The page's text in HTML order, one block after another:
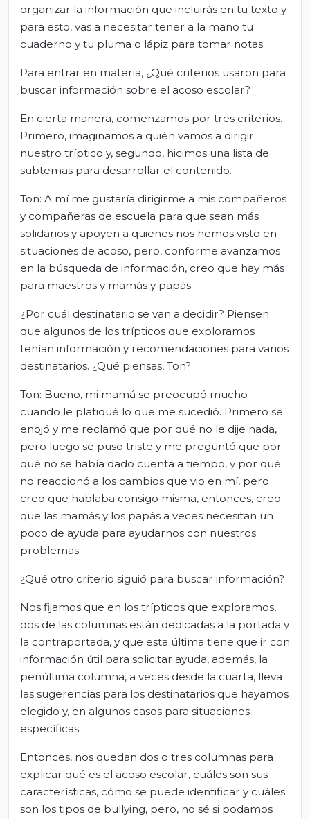
organizar la información que incluirás en tu texto y
para esto, vas a necesitar tener a la mano tu
cuaderno y tu pluma o lápiz para tomar notas.
Para entrar en materia, ¿Qué criterios usaron para
buscar información sobre el acoso escolar?
En cierta manera, comenzamos por tres criterios.
Primero, imaginamos a quién vamos a dirigir
nuestro tríptico y, segundo, hicimos una lista de
subtemas para desarrollar el contenido.
Ton: A mí me gustaría dirigirme a mis compañeros
y compañeras de escuela para que sean más
solidarios y apoyen a quienes nos hemos visto en
situaciones de acoso, pero, conforme avanzamos
en la búsqueda de información, creo que hay más
para maestros y mamás y papás.
¿Por cuál destinatario se van a decidir? Piensen
que algunos de los trípticos que exploramos
tenían información y recomendaciones para varios
destinatarios. ¿Qué piensas, Ton?
Ton: Bueno, mi mamá se preocupó mucho
cuando le platiqué lo que me sucedió. Primero se
enojó y me reclamó que por qué no le dije nada,
pero luego se puso triste y me preguntó que por
qué no se había dado cuenta a tiempo, y por qué
no reaccionó a los cambios que vio en mí, pero
creo que hablaba consigo misma, entonces, creo
que las mamás y los papás a veces necesitan un
poco de ayuda para ayudarnos con nuestros
problemas.
¿Qué otro criterio siguió para buscar información?
Nos fijamos que en los trípticos que exploramos,
dos de las columnas están dedicadas a la portada y
la contraportada, y que esta última tiene que ir con
información útil para solicitar ayuda, además, la
penúltima columna, a veces desde la cuarta, lleva
las sugerencias para los destinatarios que hayamos
elegido y, en algunos casos para situaciones
específicas.
Entonces, nos quedan dos o tres columnas para
explicar qué es el acoso escolar, cuáles son sus
características, cómo se puede identificar y cuáles
son los tipos de bullying, pero, no sé si podamos